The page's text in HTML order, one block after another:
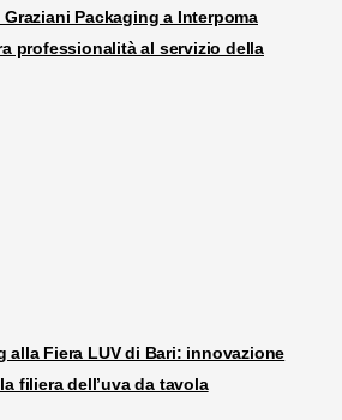
Packaging a Interpoma
professionalità al servizio della
alla Fiera LUV di Bari: innovazione
filiera dell’uva da tavola